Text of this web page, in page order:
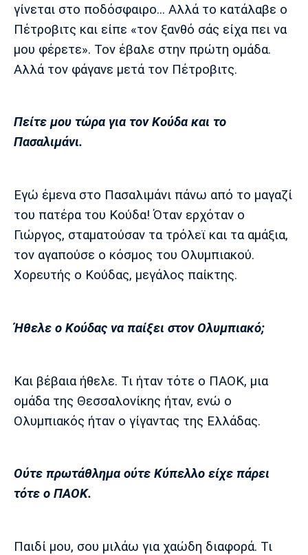
γίνεται στο ποδόσφαιρο... Αλλά το κατάλαβε ο
Πέτροβιτς και είπε «τον ξανθό σάς είχα πει να
μου φέρετε». Τον έβαλε στην πρώτη ομάδα.
Αλλά τον φάγανε μετά τον Πέτροβιτς.
Πείτε μου τώρα για τον Κούδα και το
Πασαλιμάνι.
Εγώ έμενα στο Πασαλιμάνι πάνω από το μαγαζί
του πατέρα του Κούδα! Όταν ερχόταν ο
Γιώργος, σταματούσαν τα τρόλεϊ και τα αμάξια,
τον αγαπούσε ο κόσμος του Ολυμπιακού.
Χορευτής ο Κούδας, μεγάλος παίκτης.
Ήθελε ο Κούδας να παίξει στον Ολυμπιακό;
Και βέβαια ήθελε. Τι ήταν τότε ο ΠΑΟΚ, μια
ομάδα της Θεσσαλονίκης ήταν, ενώ ο
Ολυμπιακός ήταν ο γίγαντας της Ελλάδας.
Ούτε πρωτάθλημα ούτε Κύπελλο είχε πάρει
τότε ο ΠΑΟΚ.
Παιδί μου, σου μιλάω για χαώδη διαφορά. Τι